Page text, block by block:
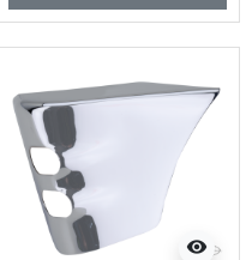
visibility